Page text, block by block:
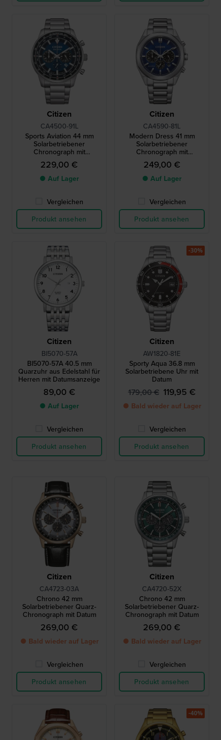
Citizen
CA4500-91L
Sports Aviation 44 mm
Solarbetriebener
Chronograph mit
Datumsanzeige
229,00 €
● Auf Lager
Vergleichen
Produkt ansehen
Citizen
CA4590-81L
Modern Dress 41 mm
Solarbetriebener
Chronograph mit
Datumsanzeige
249,00 €
● Auf Lager
Vergleichen
Produkt ansehen
Citizen
BI5070-57A
BI5070-57A 40.5 mm
Quarzuhr aus Edelstahl für
Herren mit Datumsanzeige
89,00 €
● Auf Lager
Vergleichen
Produkt ansehen
Citizen
AW1820-81E
Sporty Aqua 36.8 mm
Solarbetriebene Uhr mit
Datum
179,00 € 119,95 €
● Bald wieder auf Lager
Vergleichen
Produkt ansehen
-30%
Citizen
CA4723-03A
Chrono 42 mm
Solarbetriebener Quarz-
Chronograph mit Datum
269,00 €
● Bald wieder auf Lager
Vergleichen
Produkt ansehen
Citizen
CA4720-52X
Chrono 42 mm
Solarbetriebener Quarz-
Chronograph mit Datum
269,00 €
● Bald wieder auf Lager
Vergleichen
Produkt ansehen
-40%